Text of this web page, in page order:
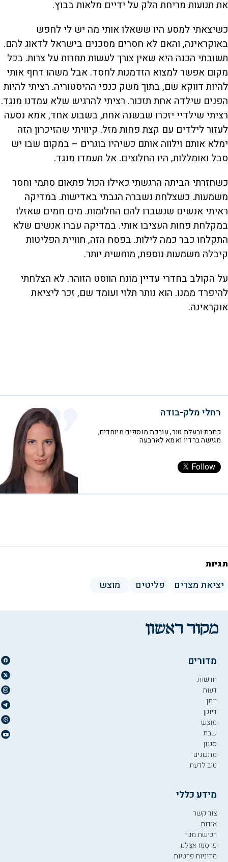
את תנועות מריחת הלק על ידיים מלאות בבוץ.
כשיצאתי למסע היו ששאלו אותי מה יש לי לחפש
באוקראינה, והאם לא חסרים מסכנים בישראל לדאוג להם.
תשובתי הכנה היא שאין צורך לעשות תחרות על צרות. בכל
מקום אפשר למצוא הזדמנות לחסד. אבל משהו דחף אותי
להיות דווקא שם, בתוך משק כנפי ההיסטוריה. רציתי להיות
הפנים שילדה אחת תזכור. רציתי להרגיש שלא עמדנו מנגד.
רציתי שילדיי יזכרו שבשנה אחת, בשבוע אחד, אמא נסעה
לעזור לילדים עם קצת פחות מזל. קיוויתי שהזיכרון הזה
ימלא אותם וילווה אותם כשיהיו בוגרים – במקום שבו יש
סבל ואומללות, היו החלוצים. אל תעמדו מנגד.
כשחזרתי הביתה הרגשתי כאילו הכול פתאום סתמי וחסר
משמעות. כשצלחת נשברה הגבתי באדישות. במדיקה
ראיתי אנשים שנשברו להם החלומות. מים חמים שאזלו
במקלחת פחות העציבו אותי. במדיקה עברו אנשים שלא
התקלחו כבר כמה לילות. בפסח הזה, חוויית הפליטות
קיבלה משמעות נוספת, מוחשית יותר.
על הקולב בחדרי עדיין מונח הווסט הזוהר. לא הצלחתי
להיפרד ממנו. הוא נותר תלוי ועומד שם, זכר ליציאת
אוקראינה.
רחלי מלק-בודה
כתבת ובעלת טור, עורכת מוספים מיוחדים,
מגישה ברדיו ואמא לארבעה
Follow
תגיות
יציאת מצרים פליטים מוצש
מדורים
חדשות
דעות
יומן
דיוקן
מוצש
שבת
סגנון
מתכונים
טוב לדעת
מידע כללי
צור קשר
אודות
רכישת מנוי
פרסמו אצלנו
מדיניות פרטיות